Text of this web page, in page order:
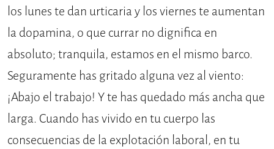
los lunes te dan urticaria y los viernes te aumentan
la dopamina, o que currar no dignifica en
absoluto; tranquila, estamos en el mismo barco.
Seguramente has gritado alguna vez al viento:
¡Abajo el trabajo! Y te has quedado más ancha que
larga. Cuando has vivido en tu cuerpo las
consecuencias de la explotación laboral, en tu